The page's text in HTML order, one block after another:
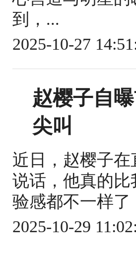
到，...
2025-10-27
赵樱子自
尖叫
近日，赵樱子在
说话，他真的
验感都不一样
2025-10-29